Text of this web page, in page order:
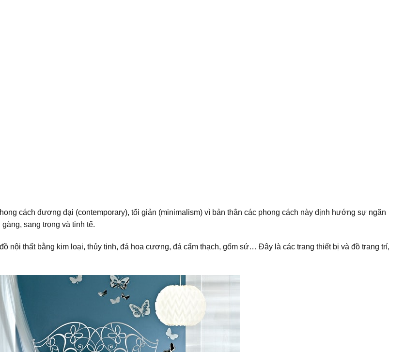
cách đương đại (contemporary), tối giản (minimalism) vì bản thân các phong cách này định hướng sự ngăn
sang trọng và tinh tế.
nội thất bằng kim loại, thủy tinh, đá hoa cương, đá cẩm thạch, gốm sứ… Đây là các trang thiết bị và đồ trang trí,